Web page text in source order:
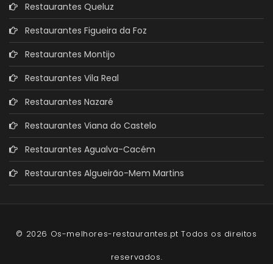
Restaurantes Queluz
Restaurantes Figueira da Foz
Restaurantes Montijo
Restaurantes Vila Real
Restaurantes Nazaré
Restaurantes Viana do Castelo
Restaurantes Agualva-Cacém
Restaurantes Algueirão-Mem Martins
© 2026 Os-melhores-restaurantes.pt Todos os direitos
reservados.